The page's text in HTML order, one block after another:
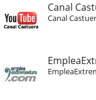
Canal
Canal